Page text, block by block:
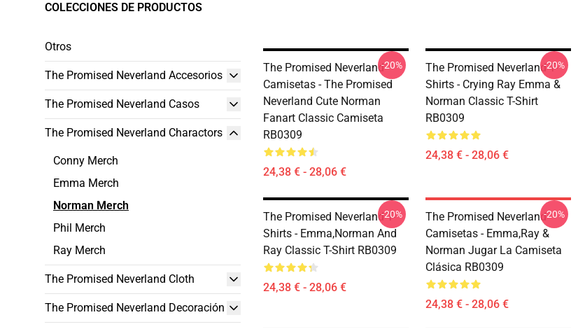
COLECCIONES DE PRODUCTOS
Otros
The Promised Neverland Accesorios
The Promised Neverland Casos
The Promised Neverland Charactors
Conny Merch
Emma Merch
Norman Merch
Phil Merch
Ray Merch
The Promised Neverland Cloth
The Promised Neverland Decoración
The Promised Neverland
Camisetas - The Promised
Neverland Cute Norman
Fanart Classic Camiseta
RB0309
24,38 € - 28,06 €
-20%
The Promised Neverland T-
Shirts - Crying Ray Emma &
Norman Classic T-Shirt
RB0309
24,38 € - 28,06 €
-20%
The Promised Neverland T-
Shirts - Emma,Norman And
Ray Classic T-Shirt RB0309
24,38 € - 28,06 €
-20%
The Promised Neverland
Camisetas - Emma,Ray &
Norman Jugar La Camiseta
Clásica RB0309
24,38 € - 28,06 €
-20%